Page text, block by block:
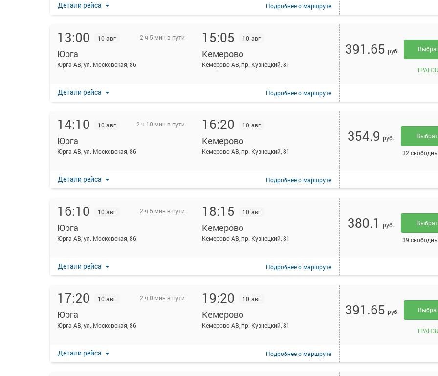
Детали рейса Подробнеео маршруте
13:00 10 авг 2 ч 5 мин в пути
Юрга
Юрга АВ, ул. Московская, 86
15:05 10 авг
Кемерово
Кемерово АВ, пр. Кузнецкий, 81
Детали рейса Подробнеео маршруте
391.65 руб.
14:10 10 авг 2 ч 10 мин в пути
Юрга
Юрга АВ, ул. Московская, 86
16:20 10 авг
Кемерово
Кемерово АВ, пр. Кузнецкий, 81
Детали рейса Подробнеео маршруте
354.9 руб.
32
16:10 10 авг 2 ч 5 мин в пути
Юрга
Юрга АВ, ул. Московская, 86
18:15 10 авг
Кемерово
Кемерово АВ, пр. Кузнецкий, 81
Детали рейса Подробнеео маршруте
380.1 руб.
39
17:20 10 авг 2 ч 0 мин в пути
Юрга
Юрга АВ, ул. Московская, 86
19:20 10 авг
Кемерово
Кемерово АВ, пр. Кузнецкий, 81
Детали рейса Подробнеео маршруте
391.65 руб.